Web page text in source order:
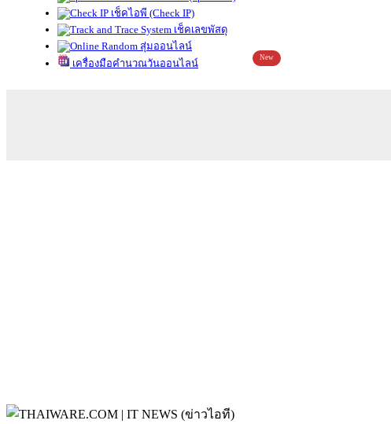
เช็คไอพี (Check IP)
เช็คเลขพัสดุ
สุ่มออนไลน์
เครื่องมือคำนวณวันออนไลน์
New